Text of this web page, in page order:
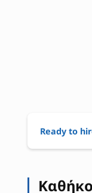
Ready to